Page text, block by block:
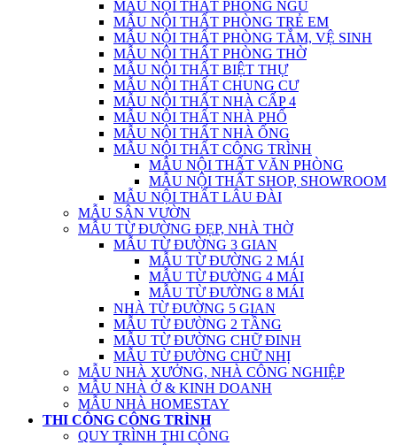
MẪU NỘI THẤT PHÒNG NGỦ
MẪU NỘI THẤT PHÒNG TRẺ EM
MẪU NỘI THẤT PHÒNG TẮM, VỆ SINH
MẪU NỘI THẤT PHÒNG THỜ
MẪU NỘI THẤT BIỆT THỰ
MẪU NỘI THẤT CHUNG CƯ
MẪU NỘI THẤT NHÀ CẤP 4
MẪU NỘI THẤT NHÀ PHỐ
MẪU NỘI THẤT NHÀ ỐNG
MẪU NỘI THẤT CÔNG TRÌNH
MẪU NỘI THẤT VĂN PHÒNG
MẪU NỘI THẤT SHOP, SHOWROOM
MẪU NỘI THẤT LÂU ĐÀI
MẪU SÂN VƯỜN
MẪU TỪ ĐƯỜNG ĐẸP, NHÀ THỜ
MẪU TỪ ĐƯỜNG 3 GIAN
MẪU TỪ ĐƯỜNG 2 MÁI
MẪU TỪ ĐƯỜNG 4 MÁI
MẪU TỪ ĐƯỜNG 8 MÁI
NHÀ TỪ ĐƯỜNG 5 GIAN
MẪU TỪ ĐƯỜNG 2 TẦNG
MẪU TỪ ĐƯỜNG CHỮ ĐINH
MẪU TỪ ĐƯỜNG CHỮ NHỊ
MẪU NHÀ XƯỞNG, NHÀ CÔNG NGHIỆP
MẪU NHÀ Ở & KINH DOANH
MẪU NHÀ HOMESTAY
THI CÔNG CÔNG TRÌNH
QUY TRÌNH THI CÔNG